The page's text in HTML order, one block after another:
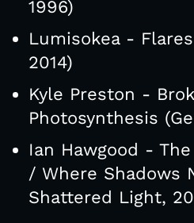
1996)
Lumisokea -
2014)
Kyle Preston -
Photosynthesis
Ian Hawgood -
/ Where Shadows
Shattered Light,